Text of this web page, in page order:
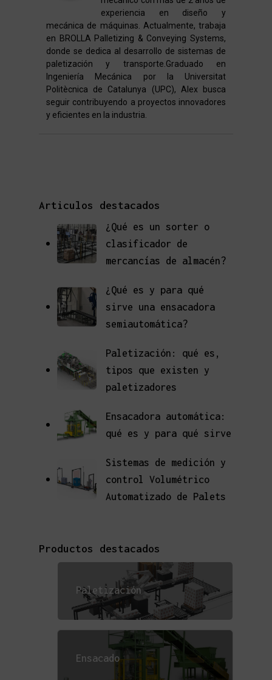
experiencia en diseño y
mecánica de máquinas. Actualmente, trabaja
en BROLLA Palletizing & Conveying Systems,
donde se dedica al desarrollo de sistemas de
paletización y transporte.Graduado en
Ingeniería Mecánica por la Universitat
Politècnica de Catalunya (UPC), Alex busca
seguir contribuyendo a proyectos innovadores
y eficientes en la industria.
Articulos destacados
¿Qué es un sorter o
clasificador de
mercancías de almacén?
¿Qué es y para qué
sirve una ensacadora
semiautomática?
Paletización: qué es,
tipos que existen y
paletizadores
Ensacadora automática:
qué es y para qué sirve
Sistemas de medición y
control Volumétrico
Automatizado de Palets
Productos destacados
Paletización
Ensacado